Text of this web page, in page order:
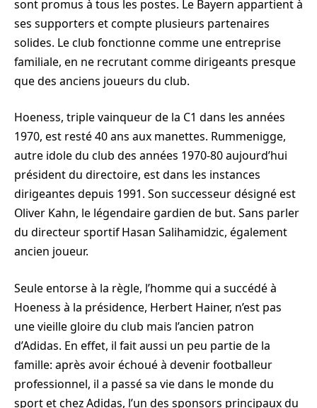
sont promus à tous les postes. Le Bayern appartient à
ses supporters et compte plusieurs partenaires
solides. Le club fonctionne comme une entreprise
familiale, en ne recrutant comme dirigeants presque
que des anciens joueurs du club.
Hoeness, triple vainqueur de la C1 dans les années
1970, est resté 40 ans aux manettes. Rummenigge,
autre idole du club des années 1970-80 aujourd’hui
président du directoire, est dans les instances
dirigeantes depuis 1991. Son successeur désigné est
Oliver Kahn, le légendaire gardien de but. Sans parler
du directeur sportif Hasan Salihamidzic, également
ancien joueur.
Seule entorse à la règle, l’homme qui a succédé à
Hoeness à la présidence, Herbert Hainer, n’est pas
une vieille gloire du club mais l’ancien patron
d’Adidas. En effet, il fait aussi un peu partie de la
famille: après avoir échoué à devenir footballeur
professionnel, il a passé sa vie dans le monde du
sport et chez Adidas, l’un des sponsors principaux du